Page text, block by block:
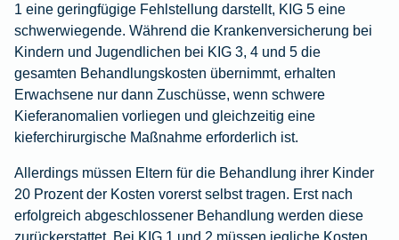
1 eine geringfügige Fehlstellung darstellt, KIG 5 eine
schwerwiegende. Während die Krankenversicherung bei
Kindern und Jugendlichen bei KIG 3, 4 und 5 die
gesamten Behandlungskosten übernimmt, erhalten
Erwachsene nur dann Zuschüsse, wenn schwere
Kieferanomalien vorliegen und gleichzeitig eine
kieferchirurgische Maßnahme erforderlich ist.
Allerdings müssen Eltern für die Behandlung ihrer Kinder
20 Prozent der Kosten vorerst selbst tragen. Erst nach
erfolgreich abgeschlossener Behandlung werden diese